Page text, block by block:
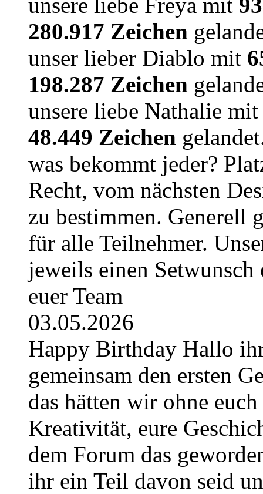
280.917 Zeichen
unser lieber Diablo mit
198.287 Zeichen
unsere liebe Nathalie
48.449 Zeichen
was bekommt jeder?
Recht, vom nächsten
zu bestimmen. Generell
für alle Teilnehmer.
jeweils einen
euer Team
03.05.2026
Happy Birthday Hallo
gemeinsam den ersten
das hätten wir ohne
Kreativität, eure
dem Forum das
ihr ein Teil davon seid